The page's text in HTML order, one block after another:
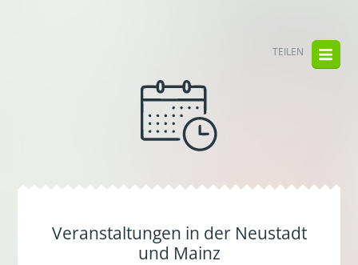
TEILEN
Veranstaltungen in der Neustadt
und Mainz